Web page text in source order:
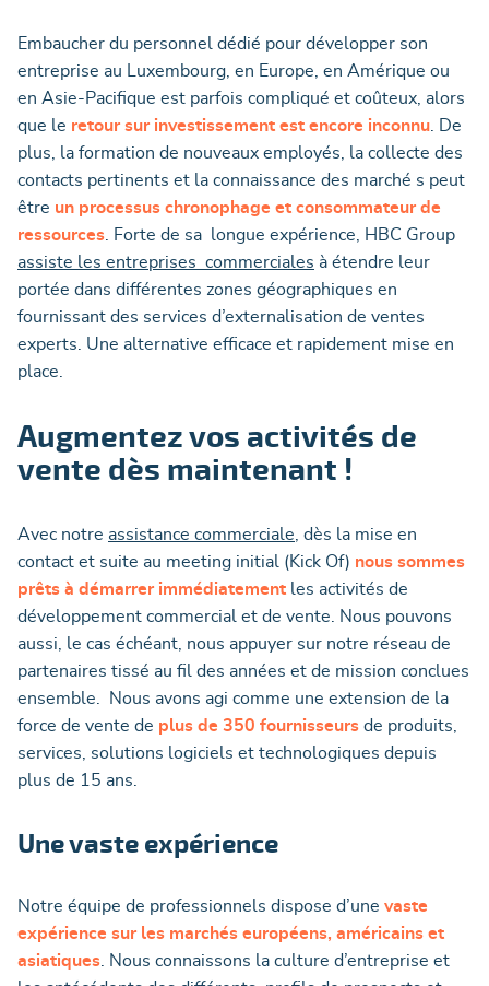
Embaucher du personnel dédié pour développer son
entreprise au Luxembourg, en Europe, en Amérique ou
en Asie-Pacifique est parfois compliqué et coûteux, alors
que le retour sur investissement est encore inconnu . De
plus, la formation de nouveaux employés, la collecte des
contacts pertinents et la connaissance des marché s peut
être un processus chronophage et consommateur de
ressources . Forte de sa longue expérience, HBC Group
assiste les entreprises commerciales à étendre leur
portée dans différentes zones géographiques en
fournissant des services d’externalisation de ventes
experts. Une alternative efficace et rapidement mise en
place.
Augmentez vos activités de
vente dès maintenant !
Avec notre assistance commerciale , dès la mise en
contact et suite au meeting initial (Kick Of) nous sommes
prêts à démarrer immédiatement les activités de
développement commercial et de vente. Nous pouvons
aussi, le cas échéant, nous appuyer sur notre réseau de
partenaires tissé au fil des années et de mission conclues
ensemble. Nous avons agi comme une extension de la
force de vente de plus de 350 fournisseurs de produits,
services, solutions logiciels et technologiques depuis
plus de 15 ans.
Une vaste expérience
Notre équipe de professionnels dispose d’une vaste
expérience sur les marchés européens, américains et
asiatiques . Nous connaissons la culture d’entreprise et